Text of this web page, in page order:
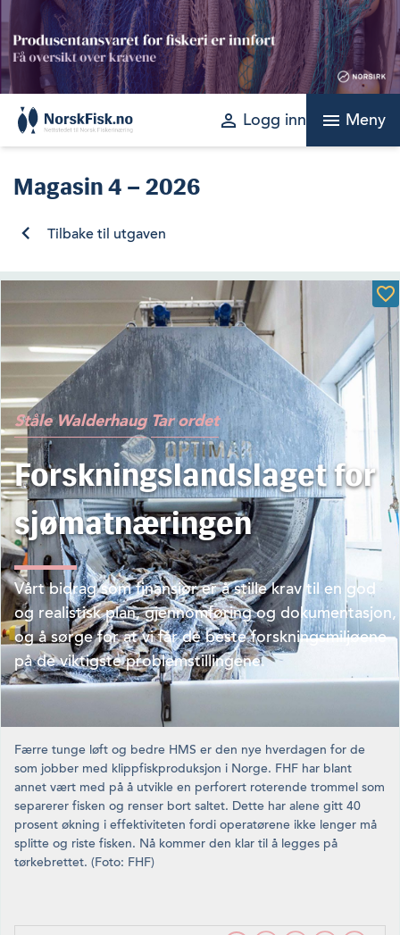
Skip
to
content
perm_identity Logg inn menu Meny
Magasin4 – 2026
Tilbake til utgaven
Ståle Walderhaug Tar ordet
Forskningslandslaget for
sjømatnæringen
Vårt bidrag som finansiør er å stille krav til en god
og realistisk plan, gjennomføring og dokumentasjon,
og å sørge for at vi får de beste forskningsmiljøene
på de viktigste problemstillingene.
Færre tunge løft og bedre HMS er den nye hverdagen for de
som jobber med klippfiskproduksjon i Norge. FHF har blant
annet vært med på å utvikle en perforert roterende trommel som
separerer fisken og renser bort saltet. Dette har alene gitt 40
prosent økning i effektiviteten fordi operatørene ikke lenger må
splitte og riste fisken. Nå kommer den klar til å legges på
tørkebrettet. (Foto: FHF)